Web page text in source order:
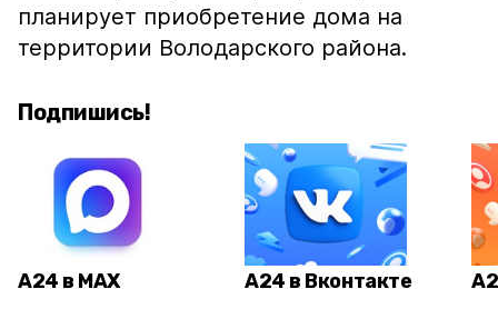
планирует приобретение дома на
территории Володарского района.
Подпишись!
А24 в MAX А24 в Вконтакте